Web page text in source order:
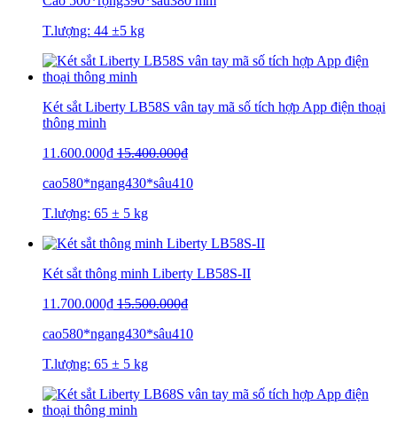
T.lượng: 44 ±5 kg
Két sắt Liberty LB58S vân tay mã số tích hợp App điện thoại
thông minh
11.600.000₫ 15.400.000₫
cao580*ngang430*sâu410
T.lượng: 65 ± 5 kg
Két sắt thông minh Liberty LB58S-II
11.700.000₫ 15.500.000₫
cao580*ngang430*sâu410
T.lượng: 65 ± 5 kg